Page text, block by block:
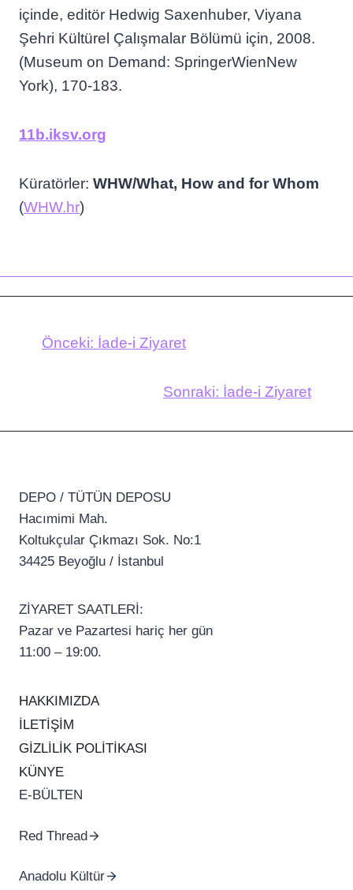
içinde, editör Hedwig Saxenhuber, Viyana
Şehri Kültürel Çalışmalar Bölümü için, 2008.
(Museum on Demand: SpringerWienNew
York), 170-183.
11b.iksv.org
Küratörler: WHW/What, How and for Whom
(WHW.hr)
Önceki: İade-i Ziyaret
Sonraki: İade-i Ziyaret
DEPO / TÜTÜN DEPOSU
Hacımimi Mah.
Koltukçular Çıkmazı Sok. No:1
34425 Beyoğlu / İstanbul
ZİYARET SAATLERİ:
Pazar ve Pazartesi hariç her gün
11:00 – 19:00.
HAKKIMIZDA
İLETİŞİM
GİZLİLİK POLİTİKASI
KÜNYE
E-BÜLTEN
Red Thread
Anadolu Kültür